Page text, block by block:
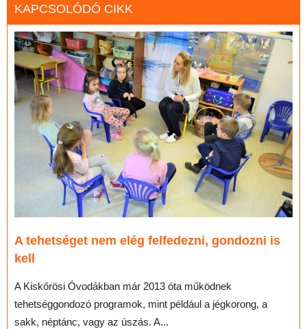
KAPCSOLÓDÓ CIKK
A tehetséget nem elég felfedezni, gondozni is
kell
A Kiskőrösi Óvodákban már 2013 óta működnek
tehetséggondozó programok, mint például a jégkorong, a
sakk, néptánc, vagy az úszás. A...